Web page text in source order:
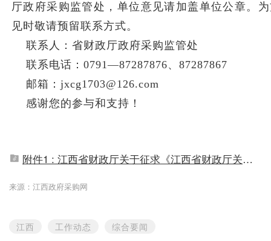
厅政府采购监管处，单位意见请加盖单位公章。
见时敬请预留联系方式。
联系人：省财政厅政府采购监管处
联系电话：0791—87287876、87287867
邮箱：jxcg1703@126.com
感谢您的参与和支持！
附件1 : 江西省财政厅关于征求《江西省财政厅关于打击政府采购领域供应商串通投标行为的通知(征求意见稿)》意见的函.pdf
来源：江西政府采购网
江西 工作动态 综合要闻